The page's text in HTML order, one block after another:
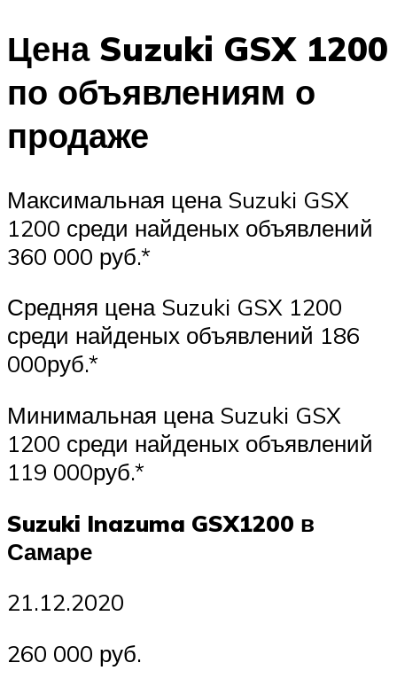
Цена Suzuki GSX 1200
по объявлениям о
продаже
Максимальная цена Suzuki GSX
1200 среди найденых объявлений
360 000 руб.*
Средняя цена Suzuki GSX 1200
среди найденых объявлений 186
000руб.*
Минимальная цена Suzuki GSX
1200 среди найденых объявлений
119 000руб.*
Suzuki Inazuma GSX1200 в
Самаре
21.12.2020
260 000 руб.